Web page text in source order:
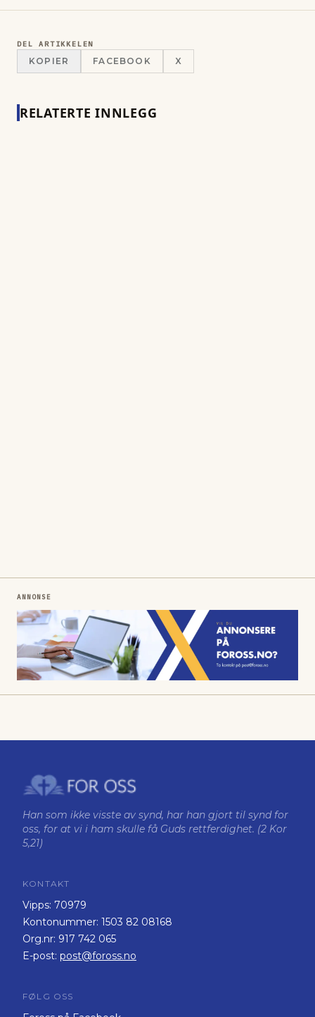
DEL ARTIKKELEN
KOPIER FACEBOOK X
RELATERTE INNLEGG
ANNONSE
Han som ikke visste av synd, har han gjort til synd for
oss, for at vi i ham skulle få Guds rettferdighet. (2 Kor
5,21)
KONTAKT
Vipps: 70979
Kontonummer: 1503 82 08168
Org.nr: 917 742 065
E-post: post@foross.no
FØLG OSS